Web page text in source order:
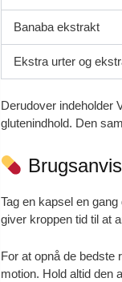
Banaba ekstrakt
Ekstra urter og
Derudover indeholder
glutenindhold. Den
Tag en kapsel en
giver kroppen tid til at
For at opnå de bedste
motion. Hold altid den